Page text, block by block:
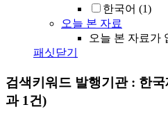
한국어 (1)
오늘 본 자료
오늘 본 자료가
패싯닫기
검색키워드 발행기관 : 한국
과 1건)